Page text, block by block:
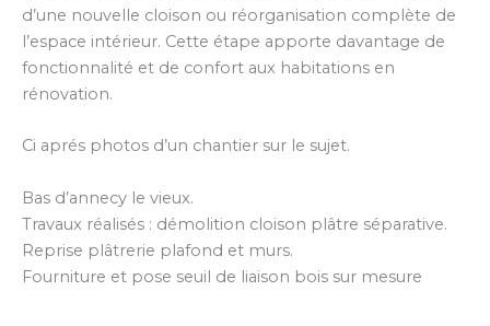
d’une nouvelle cloison ou réorganisation complète de
l’espace intérieur. Cette étape apporte davantage de
fonctionnalité et de confort aux habitations en
rénovation.
Ci aprés photos d’un chantier sur le sujet.
Bas d’annecy le vieux.
Travaux réalisés : démolition cloison plâtre séparative.
Reprise plâtrerie plafond et murs.
Fourniture et pose seuil de liaison bois sur mesure